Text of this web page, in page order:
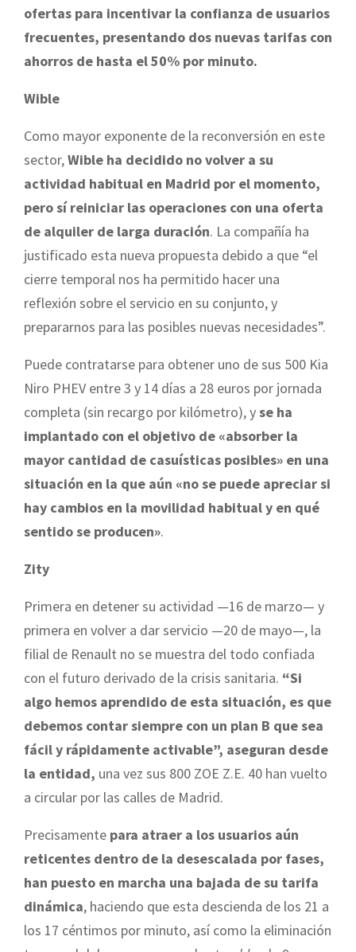
ofertas para incentivar la confianza de usuarios
frecuentes, presentando dos nuevas tarifas con
ahorros de hasta el 50% por minuto.
Wible
Como mayor exponente de la reconversión en este
sector,Wible ha decidido no volver a su
actividad habitual en Madrid por el momento,
pero sí reiniciar las operaciones con una oferta
de alquiler de larga duración. La compañía ha
justificado esta nueva propuesta debido a que “el
cierre temporal nos ha permitido hacer una
reflexión sobre el servicio en su conjunto, y
prepararnos para las posibles nuevas necesidades”.
Puede contratarse para obtener uno de sus 500 Kia
Niro PHEV entre 3 y 14 días a 28 euros por jornada
completa (sin recargo por kilómetro), yse ha
implantado con el objetivo de «absorber la
mayor cantidad de casuísticas posibles» en una
situación en la que aún «no se puede apreciar si
hay cambios en la movilidad habitual y en qué
sentido se producen».
Zity
Primera en detener su actividad —16 de marzo— y
primera en volver a dar servicio —20 de mayo—, la
filial de Renault no se muestra del todo confiada
con el futuro derivado de la crisis sanitaria. “Si
algo hemos aprendido de esta situación, es que
debemos contar siempre con un plan B que sea
fácil y rápidamente activable”, aseguran desde
la entidad, una vez sus 800 ZOE Z.E. 40 han vuelto
a circular por las calles de Madrid.
Precisamente para atraer a los usuarios aún
reticentes dentro de la desescalada por fases,
han puesto en marcha una bajada de su tarifa
dinámica, haciendo que esta descienda de los 21 a
los 17 céntimos por minuto, así como la eliminación